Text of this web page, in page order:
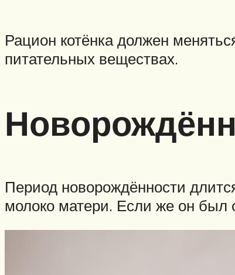
Рацион котёнка должен
питательных веществах.
Период новорождённости
молоко матери. Если же он был